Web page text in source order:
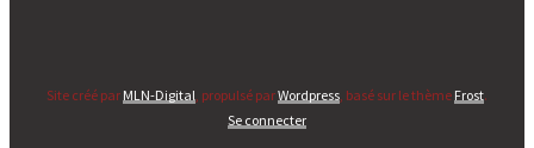
Site créé par MLN-Digital , propulsé parWordpress , basé sur le thème Frost.
Se connecter